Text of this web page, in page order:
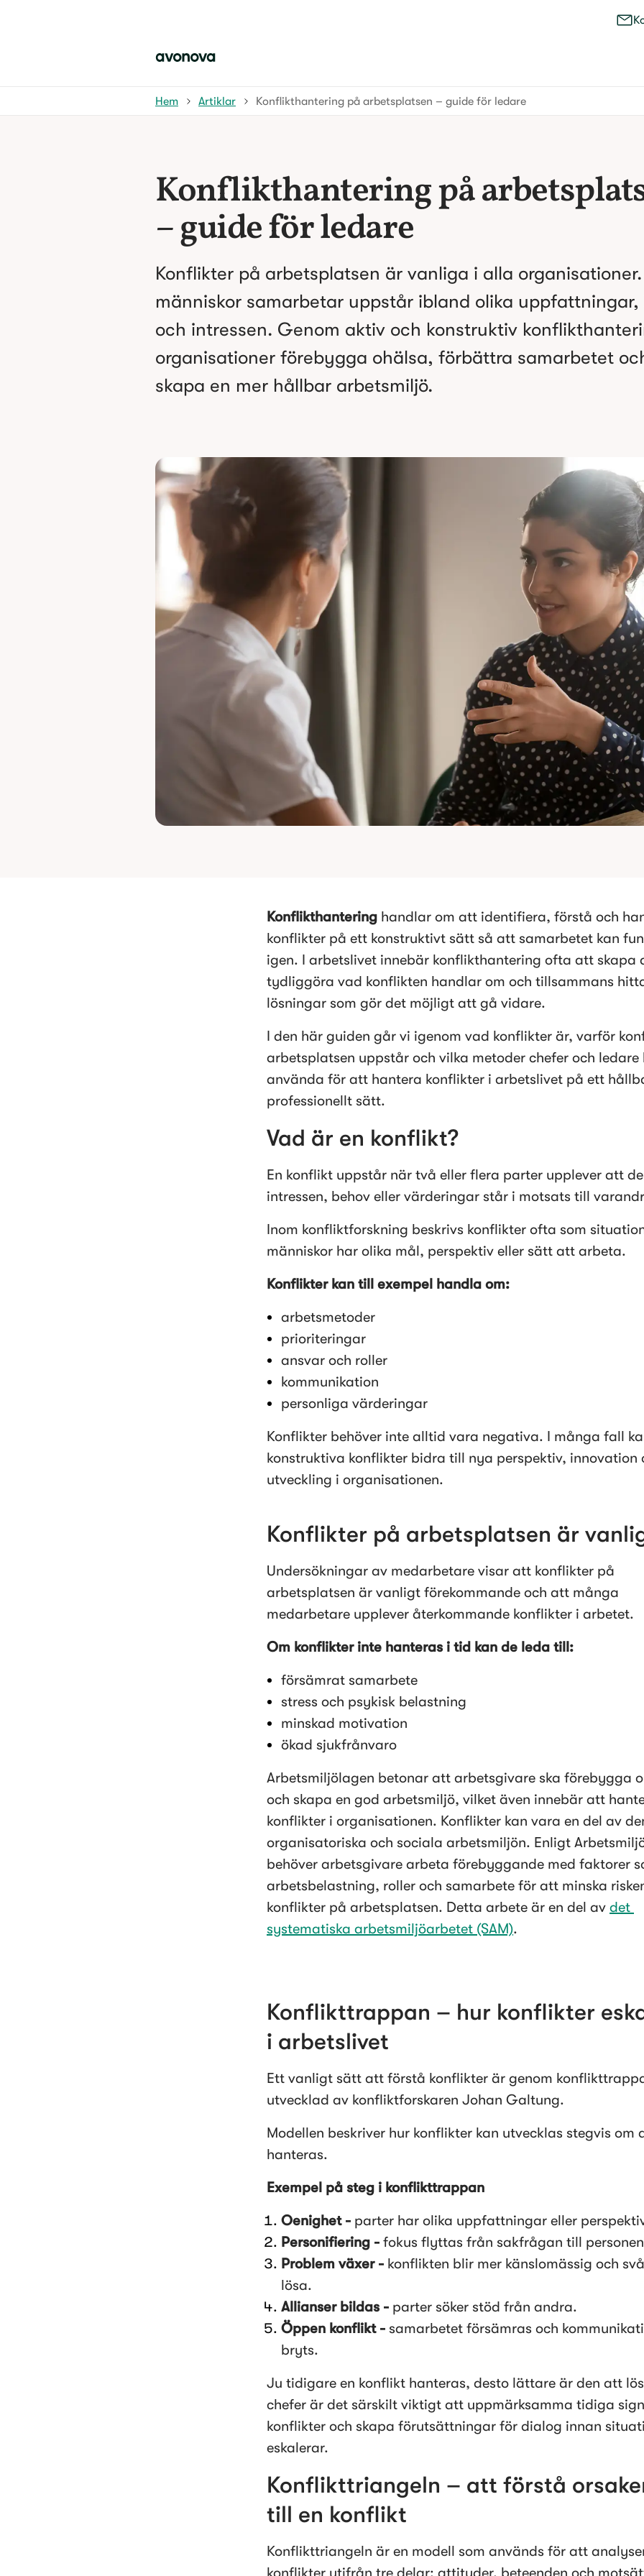
Hem Artiklar Konflikthantering på arbetsplatsen – guide för ledare
Konflikthantering på
– guide för ledare
Konflikter på arbetsplatsen är vanliga i alla
människor samarbetar uppstår ibland olika uppfattningar,
och intressen. Genom aktiv och konstruktiv
organisationer förebygga ohälsa, förbättra samarbetet
skapa en mer hållbar arbetsmiljö.
Konflikthantering handlar om att identifiera, förstå och
konflikter på ett konstruktivt sätt så att samarbetet kan
igen. I arbetslivet innebär konflikthantering ofta att skapa
tydliggöra vad konflikten handlar om och tillsammans
lösningar som gör det möjligt att gå vidare.
I den här guiden går vi igenom vad konflikter är, varför
arbetsplatsen uppstår och vilka metoder chefer och ledare
använda för att hantera konflikter i arbetslivet på ett
professionellt sätt.
Vad är en konflikt?
En konflikt uppstår när två eller flera parter upplever att
intressen, behov eller värderingar står i motsats till
Inom konfliktforskning beskrivs konflikter ofta som
människor har olika mål, perspektiv eller sätt att arbeta.
Konflikter kan till exempel handla om:
arbetsmetoder
prioriteringar
ansvar och roller
kommunikation
personliga värderingar
Konflikter behöver inte alltid vara negativa. I många fall
konstruktiva konflikter bidra till nya perspektiv, innovation
utveckling i organisationen.
Konflikter på arbetsplatsen är
Undersökningar av medarbetare visar att konflikter på
arbetsplatsen är vanligt förekommande och att många
medarbetare upplever återkommande konflikter i arbetet.
Om konflikter inte hanteras i tid kan de leda till:
försämrat samarbete
stress och psykisk belastning
minskad motivation
ökad sjukfrånvaro
Arbetsmiljölagen betonar att arbetsgivare ska förebygga
och skapa en god arbetsmiljö, vilket även innebär att
konflikter i organisationen. Konflikter kan vara en del av
organisatoriska och sociala arbetsmiljön. Enligt
behöver arbetsgivare arbeta förebyggande med faktorer
arbetsbelastning, roller och samarbete för att minska
konflikter på arbetsplatsen. Detta arbete är en del av det
systematiska arbetsmiljöarbetet (SAM).
Konflikttrappan – hur konflikter
i arbetslivet
Ett vanligt sätt att förstå konflikter är genom
utvecklad av konfliktforskaren Johan Galtung.
Modellen beskriver hur konflikter kan utvecklas stegvis om
hanteras.
Exempel på steg i konflikttrappan
Oenighet - parter har olika uppfattningar eller
Personifiering - fokus flyttas från sakfrågan till
Problem växer - konflikten blir mer känslomässig och
lösa.
Allianser bildas - parter söker stöd från andra.
Öppen konflikt - samarbetet försämras och
bryts.
Ju tidigare en konflikt hanteras, desto lättare är den att
chefer är det särskilt viktigt att uppmärksamma tidiga
konflikter och skapa förutsättningar för dialog innan
eskalerar.
Konflikttriangeln – att förstå
till en konflikt
Konflikttriangeln är en modell som används för att